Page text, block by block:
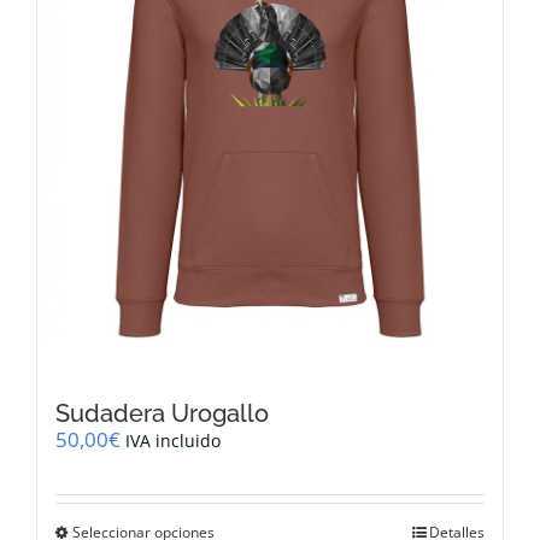
en
la
página
de
Sudadera Urogallo
50,00€ IVA incluido
Seleccionar opciones Detalles